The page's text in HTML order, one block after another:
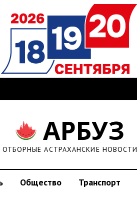
АРБУЗ
ОТБОРНЫЕ АСТРАХАНСКИЕ НОВОСТИ
Общество Транспорт